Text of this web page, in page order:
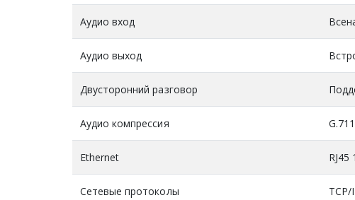
Аудио вход
Аудио выход
Двусторонний разговор
Аудио компрессия G.711
Ethernet
Сетевые протоколы TCP/